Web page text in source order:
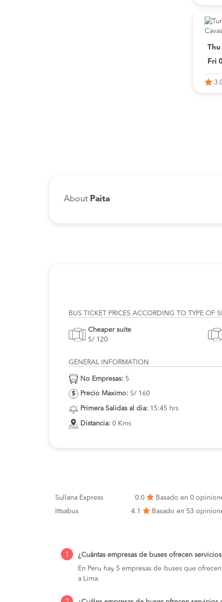
Fri
About Paita
BUS TICKET PRICES ACCORDING TO TYPE OF
Cheaper suite
S/ 120
GENERAL INFORMATION
No Empresas: 5
Precio Maximo: S/ 160
Primera Salidas al dia: 15:45 hrs
Distancia: 0 Kms
Sullana Express 0.0 Basado en 0
Ittsabus
4.1 Basado en 53
1
¿Cuántas empresas de buses ofrecen
En Peru hay 5 empresas de buses que
a Lima.